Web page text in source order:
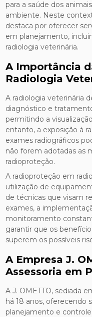
para a saúde dos
ambiente. Neste
destaca por oferecer
em planejamento,
radiologia veterinária.
A Importância
Radiologia
A radiologia veterinária
diagnóstico e
permitindo a
entanto, a exposição à
exames radiográficos
não forem adotadas as
radioproteção.
A radioproteção em
utilização de
de técnicas que visam
exames, a
monitoramento
garantir que os
superem os possíveis
A Empresa J.
Assessoria em
A J. OMETTO, sediada
há 18 anos, oferecendo
planejamento e